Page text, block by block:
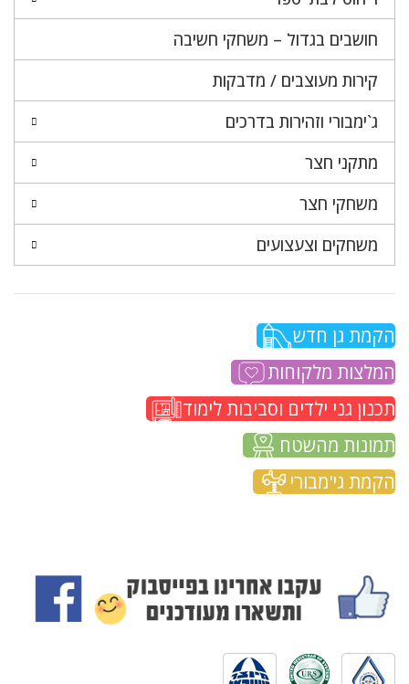
חושבים בגדול – משחקי חשיבה
קירות מעוצבים / מדבקות
ג`ימבורי וזהירות בדרכים
מתקני חצר
משחקי חצר
משחקים וצעצועים
הקמת גן חדש
המלצות מלקוחות
תכנון גני ילדים וסביבות לימוד
תמונות מהשטח
הקמת גי'מבורי